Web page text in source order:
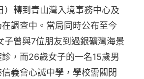
轉到青山灣入境事務中心及
調查中。當局同時公布至今
曾與7位朋友到過銀礦灣海景
，而26歲女子的一名15歲男
義會心誠中學，學校需關閉